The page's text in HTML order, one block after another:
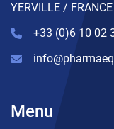
YERVILLE / FRANCE
+33 (0)6 10 02
Menu